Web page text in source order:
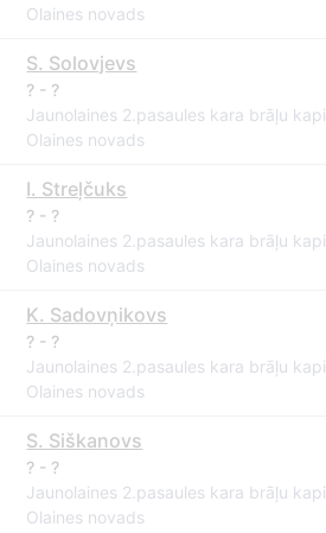
Olaines novads
S. Solovjevs
? - ?
Jaunolaines 2.pasaules kara brāļu kapi
Olaines novads
I. Streļčuks
? - ?
Jaunolaines 2.pasaules kara brāļu kapi
Olaines novads
K. Sadovņikovs
? - ?
Jaunolaines 2.pasaules kara brāļu kapi
Olaines novads
S. Siškanovs
? - ?
Jaunolaines 2.pasaules kara brāļu kapi
Olaines novads